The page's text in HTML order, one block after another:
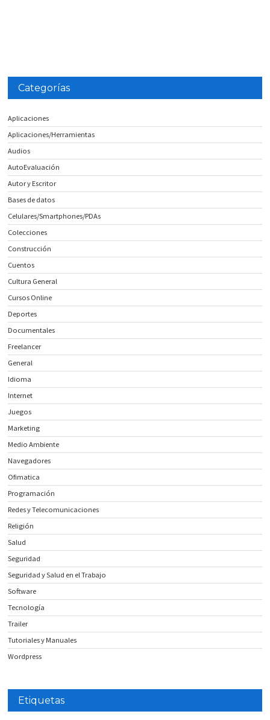
Categorías
Aplicaciones
Aplicaciones/Herramientas
Audios
AutoEvaluación
Autor y Escritor
Bases de datos
Celulares/Smartphones/PDAs
Colecciones
Construcción
Cuentos
Cultura General
Cursos Online
Deportes
Documentales
Freelancer
General
Idioma
Internet
Juegos
Marketing
Medio Ambiente
Navegadores
Ofimatica
Programación
Redes y Telecomunicaciones
Religión
Salud
Seguridad
Seguridad y Salud en el Trabajo
Software
Tecnología
Trailer
Tutoriales y Manuales
Wordpress
Etiquetas